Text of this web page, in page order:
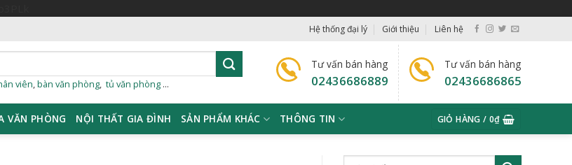
Hệ thống đại lý Giới thiệu Liên hệ
viên bàn văn phòng tủ văn phòng ...
Tư vấn bán hàng
02436686889
Tư vấn bán hàng
02436686865
VĂN PHÒNG NỘI THẤT GIA ĐÌNH SẢN PHẨM KHÁC THÔNG TIN GIỎ HÀNG / 0₫